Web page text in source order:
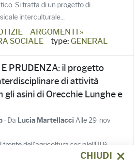
CHIUDI
Si tratta di un progetto di
interculturale...
ARGOMENTI »
SOCIALE
type: GENERAL
E PRUDENZA: il progetto
di attività
gli asini di Orecchie Lunghe e
· Da Lucia Martellacci Alle 29-nov-
fronte dell'agricoltura sociale!!! Il 9
si è concluso il progetto "CORAGGIO